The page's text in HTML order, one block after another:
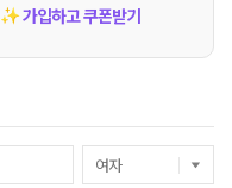
✨가입하고 쿠폰받기